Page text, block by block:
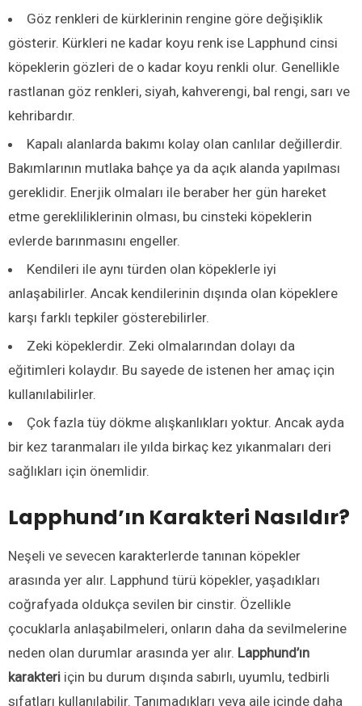
Göz renkleri de kürklerinin rengine göre değişiklik
gösterir. Kürkleri ne kadar koyu renk ise Lapphund cinsi
köpeklerin gözleri de o kadar koyu renkli olur. Genellikle
rastlanan göz renkleri, siyah, kahverengi, bal rengi, sarı ve
kehribardır.
Kapalı alanlarda bakımı kolay olan canlılar değillerdir.
Bakımlarının mutlaka bahçe ya da açık alanda yapılması
gereklidir. Enerjik olmaları ile beraber her gün hareket
etme gerekliliklerinin olması, bu cinsteki köpeklerin
evlerde barınmasını engeller.
Kendileri ile aynı türden olan köpeklerle iyi
anlaşabilirler. Ancak kendilerinin dışında olan köpeklere
karşı farklı tepkiler gösterebilirler.
Zeki köpeklerdir. Zeki olmalarından dolayı da
eğitimleri kolaydır. Bu sayede de istenen her amaç için
kullanılabilirler.
Çok fazla tüy dökme alışkanlıkları yoktur. Ancak ayda
bir kez taranmaları ile yılda birkaç kez yıkanmaları deri
sağlıkları için önemlidir.
Lapphund’ın Karakteri Nasıldır?
Neşeli ve sevecen karakterlerde tanınan köpekler
arasında yer alır. Lapphund türü köpekler, yaşadıkları
coğrafyada oldukça sevilen bir cinstir. Özellikle
çocuklarla anlaşabilmeleri, onların daha da sevilmelerine
neden olan durumlar arasında yer alır. Lapphund’ın
karakteri için bu durum dışında sabırlı, uyumlu, tedbirli
sıfatları kullanılabilir. Tanımadıkları veya aile içinde daha